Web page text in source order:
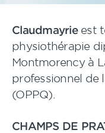
Claudmayrieest
physiothérapie
Montmorency à
professionnel de
(OPPQ).
CHAMPS DE